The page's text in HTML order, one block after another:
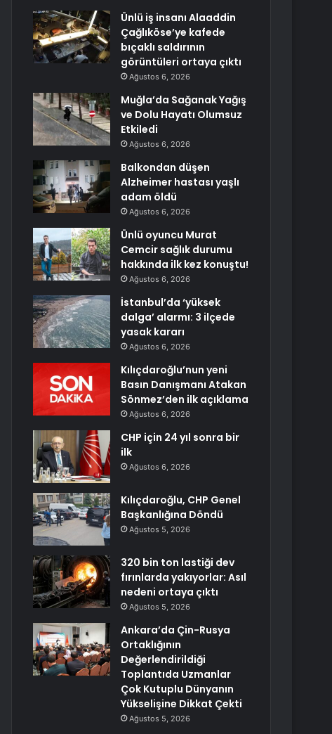
Ünlü iş insanı Alaaddin
Çağlıköse’ye kafede
bıçaklı saldırının
görüntüleri ortaya çıktı
Ağustos 6, 2026
Muğla’da Sağanak Yağış
ve Dolu Hayatı Olumsuz
Etkiledi
Ağustos 6, 2026
Balkondan düşen
Alzheimer hastası yaşlı
adam öldü
Ağustos 6, 2026
Ünlü oyuncu Murat
Cemcir sağlık durumu
hakkında ilk kez konuştu!
Ağustos 6, 2026
İstanbul’da ‘yüksek
dalga’ alarmı: 3 ilçede
yasak kararı
Ağustos 6, 2026
Kılıçdaroğlu’nun yeni
Basın Danışmanı Atakan
Sönmez’den ilk açıklama
Ağustos 6, 2026
CHP için 24 yıl sonra bir
ilk
Ağustos 6, 2026
Kılıçdaroğlu, CHP Genel
Başkanlığına Döndü
Ağustos 5, 2026
320 bin ton lastiği dev
fırınlarda yakıyorlar: Asıl
nedeni ortaya çıktı
Ağustos 5, 2026
Ankara’da Çin-Rusya
Ortaklığının
Değerlendirildiği
Toplantıda Uzmanlar
Çok Kutuplu Dünyanın
Yükselişine Dikkat Çekti
Ağustos 5, 2026